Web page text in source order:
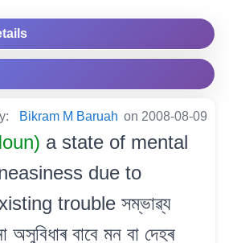
Bikram M Baruah on 2008-08-09
a state of mental
due to
trouble সম্ভাৱ্য
বাবে মন বা দেহৰ